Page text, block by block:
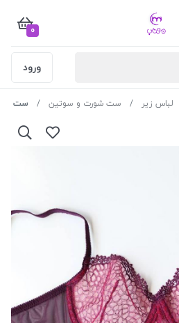
0
ورود
لباس زیر ست شورت و سوتین ست ژینا کد 2010 تور